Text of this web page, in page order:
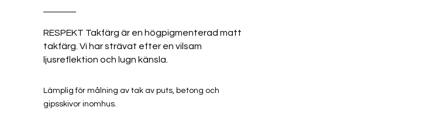
RESPEKT Takfärg är en högpigmenterad matt
takfärg. Vi har strävat efter en vilsam
ljusreflektion och lugn känsla.
Lämplig för målning av tak av puts, betong och
gipsskivor inomhus.